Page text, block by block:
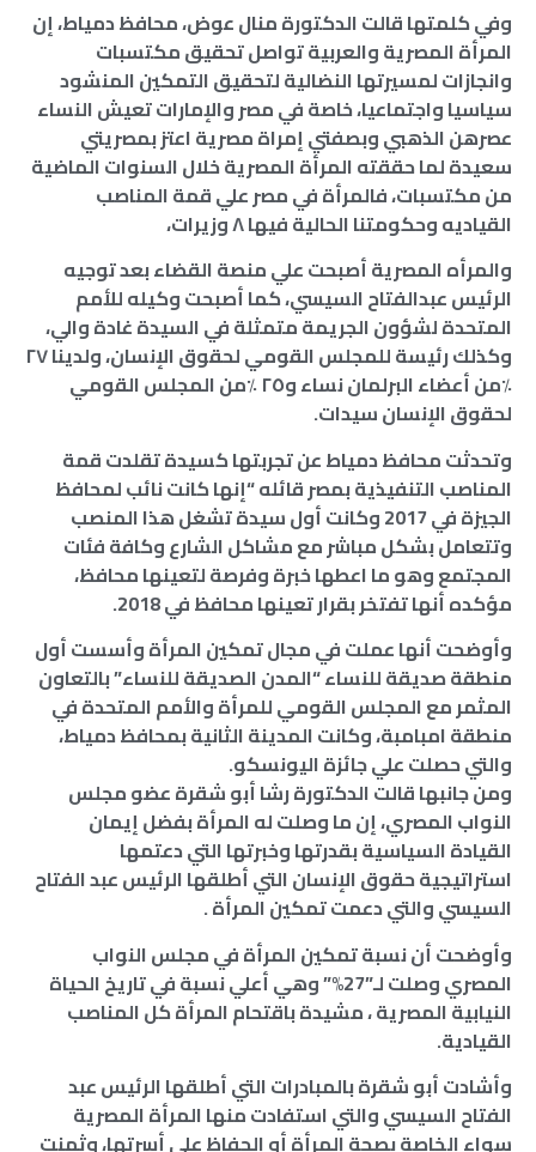
وفي كلمتها قالت الدكتورة منال عوض، محافظ دمياط، إن
المرأة المصرية والعربية تواصل تحقيق مكتسبات
وانجازات لمسيرتها النضالية لتحقيق التمكين المنشود
سياسيا واجتماعيا، خاصة في مصر والإمارات تعيش النساء
عصرهن الذهبي وبصفتي إمراة مصرية اعتز بمصريتي
سعيدة لما حققته المرأة المصرية خلال السنوات الماضية
من مكتسبات، فالمرأة في مصر علي قمة المناصب
القياديه وحكومتنا الحالية فيها ٨ وزيرات،
والمرأه المصرية أصبحت علي منصة القضاء بعد توجيه
الرئيس عبدالفتاح السيسي، كما أصبحت وكيله للأمم
المتحدة لشؤون الجريمة متمثلة في السيدة غادة والي،
وكذلك رئيسة للمجلس القومي لحقوق الإنسان، ولدينا ٢٧
٪من أعضاء البرلمان نساء و٢٥ ٪من المجلس القومي
لحقوق الإنسان سيدات.
وتحدثت محافظ دمياط عن تجربتها كسيدة تقلدت قمة
المناصب التنفيذية بمصر قائله “إنها كانت نائب لمحافظ
الجيزة في 2017 وكانت أول سيدة تشغل هذا المنصب
وتتعامل بشكل مباشر مع مشاكل الشارع وكافة فئات
المجتمع وهو ما اعطها خبرة وفرصة لتعينها محافظ،
مؤكده أنها تفتخر بقرار تعينها محافظ في 2018.
وأوضحت أنها عملت في مجال تمكين المرأة وأسست أول
منطقة صديقة للنساء “المدن الصديقة للنساء” بالتعاون
المثمر مع المجلس القومي للمرأة والأمم المتحدة في
منطقة امبامبة، وكانت المدينة الثانية بمحافظ دمياط،
والتي حصلت علي جائزة اليونسكو.
ومن جانبها قالت الدكتورة رشا أبو شقرة عضو مجلس
النواب المصري، إن ما وصلت له المرأة بفضل إيمان
القيادة السياسية بقدرتها وخبرتها التي دعتمها
استراتيجية حقوق الإنسان التي أطلقها الرئيس عبد الفتاح
السيسي والتي دعمت تمكين المرأة .
وأوضحت أن نسبة تمكين المرأة في مجلس النواب
المصري وصلت لـ”27%” وهي أعلي نسبة في تاريخ الحياة
النيابية المصرية ، مشيدة باقتحام المرأة كل المناصب
القيادية.
وأشادت أبو شقرة بالمبادرات التي أطلقها الرئيس عبد
الفتاح السيسي والتي استفادت منها المرأة المصرية
سواء الخاصة بصحة المرأة أو الحفاظ علي أسرتها، وثمنت